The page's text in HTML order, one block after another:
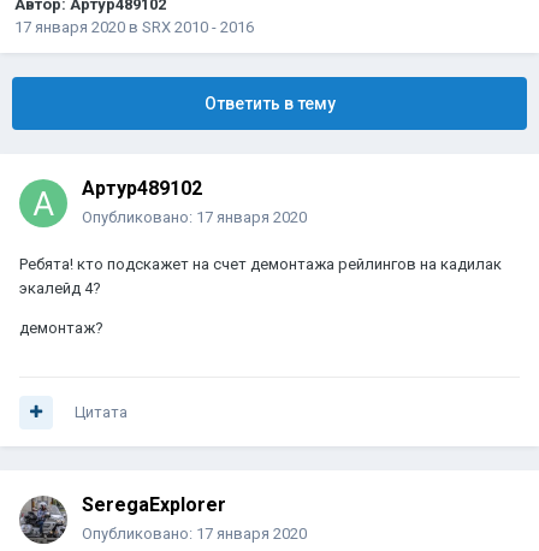
Автор: Артур489102
17 января 2020 в SRX 2010 - 2016
Ответить в тему
Артур489102
Опубликовано: 17 января 2020
Ребята! кто подскажет на счет демонтажа рейлингов на кадилак
экалейд 4?
демонтаж?
Цитата
SeregaExplorer
Опубликовано: 17 января 2020